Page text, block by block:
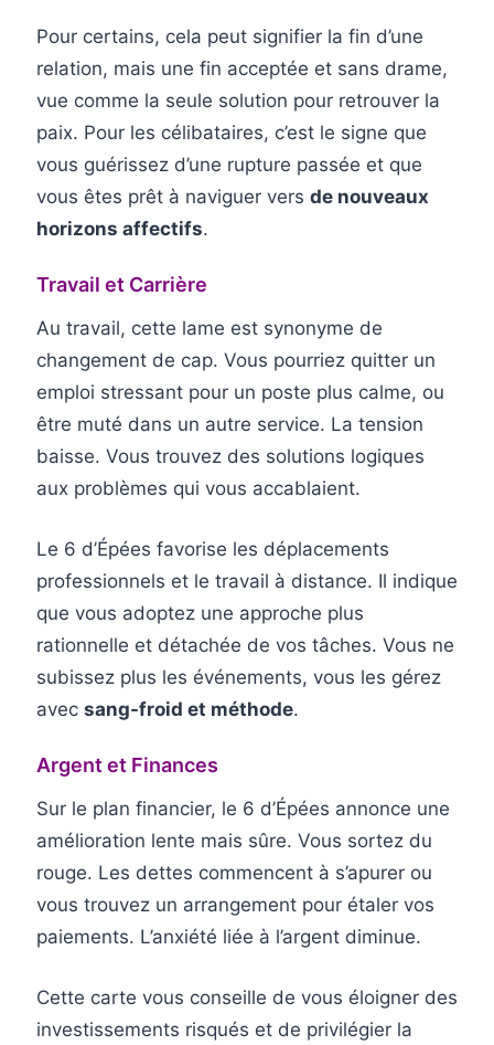
Pour certains, cela peut signifier la fin d’une
relation, mais une fin acceptée et sans drame,
vue comme la seule solution pour retrouver la
paix. Pour les célibataires, c’est le signe que
vous guérissez d’une rupture passée et que
vous êtes prêt à naviguer vers de nouveaux
horizons affectifs.
Travail et Carrière
Au travail, cette lame est synonyme de
changement de cap. Vous pourriez quitter un
emploi stressant pour un poste plus calme, ou
être muté dans un autre service. La tension
baisse. Vous trouvez des solutions logiques
aux problèmes qui vous accablaient.
Le 6 d’Épées favorise les déplacements
professionnels et le travail à distance. Il indique
que vous adoptez une approche plus
rationnelle et détachée de vos tâches. Vous ne
subissez plus les événements, vous les gérez
avec sang-froid et méthode.
Argent et Finances
Sur le plan financier, le 6 d’Épées annonce une
amélioration lente mais sûre. Vous sortez du
rouge. Les dettes commencent à s’apurer ou
vous trouvez un arrangement pour étaler vos
paiements. L’anxiété liée à l’argent diminue.
Cette carte vous conseille de vous éloigner des
investissements risqués et de privilégier la